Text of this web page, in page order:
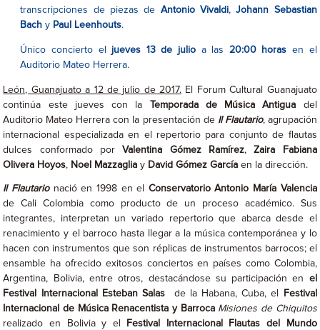
transcripciones de piezas de Antonio Vivaldi,Johann Sebastian
Bach y Paul Leenhouts.
Único concierto el jueves 13 de julio a las 20:00 horas en el
Auditorio Mateo Herrera.
León, Guanajuato a 12 de julio de 2017. El Forum Cultural Guanajuato
continúa este jueves con la
Temporada de Música Antigua del
Auditorio Mateo Herrera con la presentación de Il Flautario, agrupación
internacional especializada en el repertorio para conjunto de flautas
dulces conformado porValentina Gómez Ramírez,Zaira Fabiana
Olivera Hoyos, Noel Mazzaglia y David Gómez García en la dirección.
Il Flautarionació en 1998 en el Conservatorio Antonio María Valencia
de Cali Colombia como producto de un proceso académico. Sus
integrantes, interpretan un variado repertorio que abarca desde el
renacimiento y el barroco hasta llegar a la música contemporánea y lo
hacen con instrumentos que son réplicas de instrumentos barrocos; el
ensamble ha ofrecido exitosos conciertos en países como Colombia,
Argentina, Bolivia, entre otros, destacándose su participación en el
Festival Internacional Esteban Salas de la Habana, Cuba, el
Festival
Internacional de Música Renacentista y Barroca Misiones de Chiquitos
realizado en Bolivia y el
Festival Internacional Flautas del Mundo